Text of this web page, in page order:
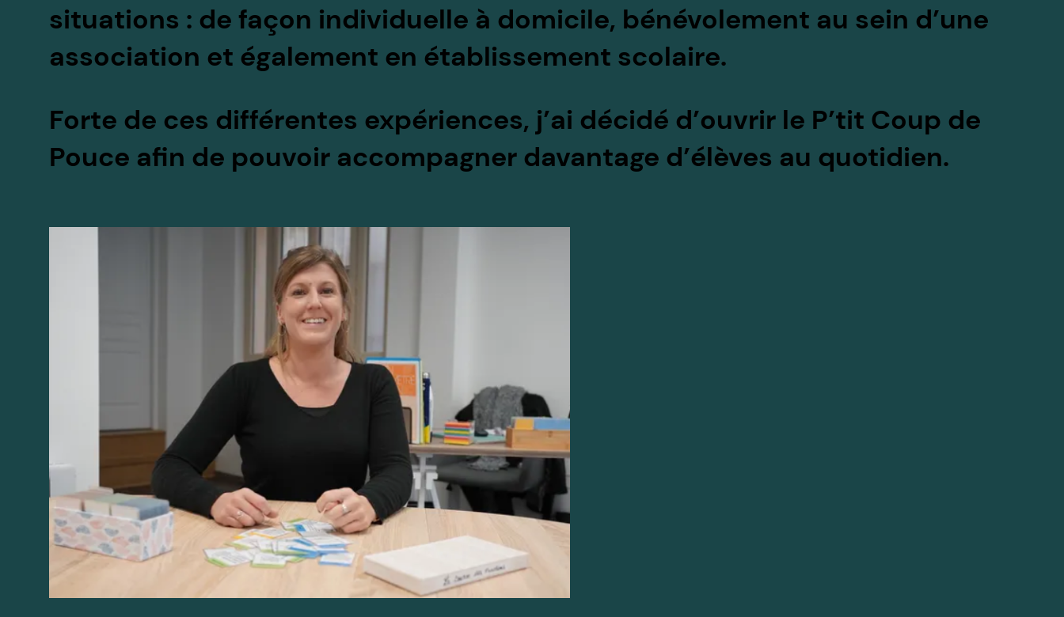
situations : de façon individuelle à domicile, bénévolement au sein d’une
association et également en établissement scolaire.
Forte de ces différentes expériences, j’ai décidé d’ouvrir le P’tit Coup de
Pouce afin de pouvoir accompagner davantage d’élèves au quotidien.